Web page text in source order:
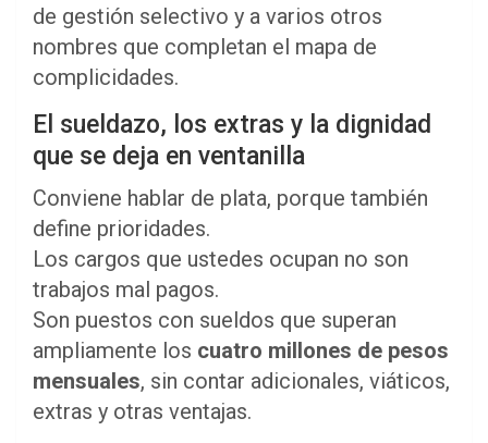
de gestión selectivo y a varios otros
nombres que completan el mapa de
complicidades.
El sueldazo, los extras y la dignidad
que se deja en ventanilla
Conviene hablar de plata, porque también
define prioridades.
Los cargos que ustedes ocupan no son
trabajos mal pagos.
Son puestos con sueldos que superan
ampliamente los cuatro millones de pesos
mensuales, sin contar adicionales, viáticos,
extras y otras ventajas.